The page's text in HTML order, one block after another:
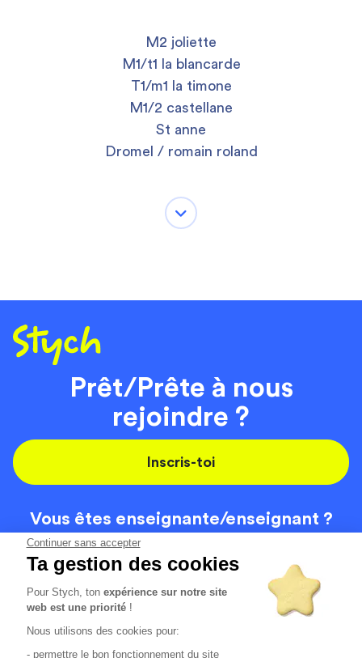
Continuer sans accepter
Ta gestion des cookies
Pour Stych, tonexpérience sur notre site
web est une priorité !
Nous utilisons des cookies pour:
- permettre le bon fonctionnement du site
M2 joliette
M1/t1 la blancarde
T1/m1 la timone
M1/2 castellane
St anne
Dromel / romain roland
Prêt/Prête à nous
rejoindre ?
Inscris-toi
Vous êtes enseignante/enseignant ?
On recrute
Code de la route
Contact